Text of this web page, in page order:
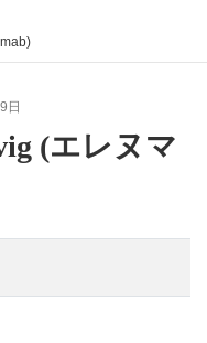
日
(エレヌマ